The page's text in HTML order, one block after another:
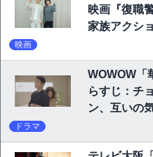
映画『復職
家族アクシ
映画
WOWOW「
らすじ：チ
ン、互いの
ドラマ